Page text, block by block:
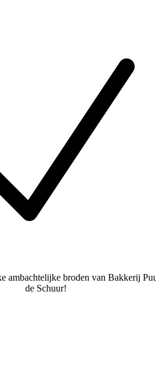
ambachtelijke broden van Bakkerij
de Schuur!